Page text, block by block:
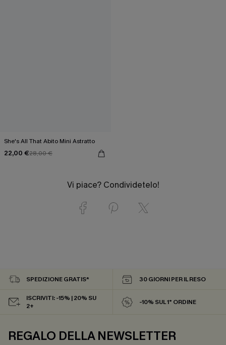
She's All That Abito Mini Astratto
22,00 €28,00 €
Vi piace? Condividetelo!
SPEDIZIONE GRATIS* 30 GIORNI PER IL RESO
ISCRIVITI: -15% | 20% SU
2+
-10% SUL 1° ORDINE
REGALO DELLA NEWSLETTER